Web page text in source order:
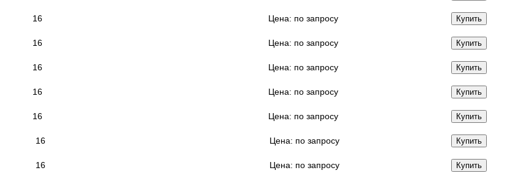
16 Цена: по запросу Купить
16 Цена: по запросу Купить
16 Цена: по запросу Купить
16 Цена: по запросу Купить
16 Цена: по запросу Купить
16 Цена: по запросу Купить
16 Цена: по запросу Купить